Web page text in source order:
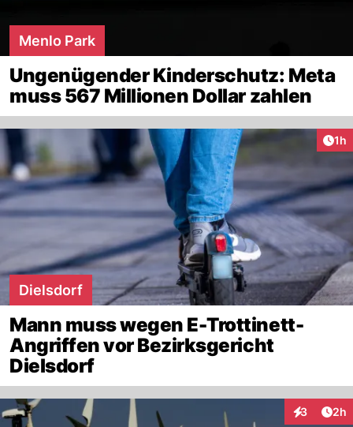
Menlo Park
Ungenügender Kinderschutz: Meta
muss 567 Millionen Dollar zahlen
1h
Dielsdorf
Mann muss wegen E-Trottinett-
Angriffen vor Bezirksgericht
Dielsdorf
3 2h